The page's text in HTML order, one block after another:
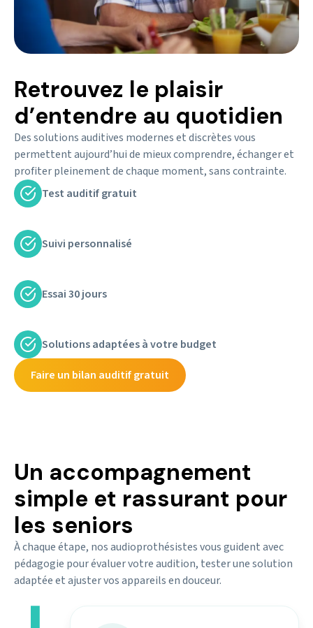
Retrouvez le plaisir
d’entendre au quotidien
Des solutions auditives modernes et discrètes vous
permettent aujourd’hui de mieux comprendre, échanger et
profiter pleinement de chaque moment, sans contrainte.
Test auditif gratuit
Suivi personnalisé
Essai 30 jours
Solutions adaptées à votre budget
Faire un bilan auditif gratuit
Un accompagnement
simple et rassurant pour
les seniors
À chaque étape, nos audioprothésistes vous guident avec
pédagogie pour évaluer votre audition, tester une solution
adaptée et ajuster vos appareils en douceur.